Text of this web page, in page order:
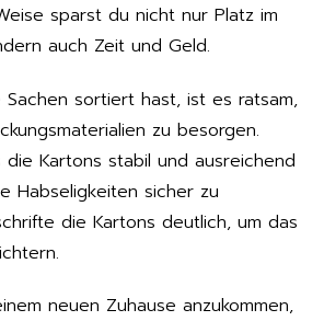
sparst du nicht nur Platz im
auch Zeit und Geld.
sortiert hast, ist es ratsam,
zu besorgen.
Kartons stabil und ausreichend
Habseligkeiten sicher zu
die Kartons deutlich, um das
neuen Zuhause anzukommen,